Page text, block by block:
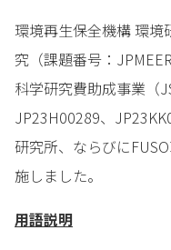
環境再生保全機構 環
究（課題番号：
科学研究費助成事業（
JP23H00289、
研究所、ならびに
施しました。
用語説明